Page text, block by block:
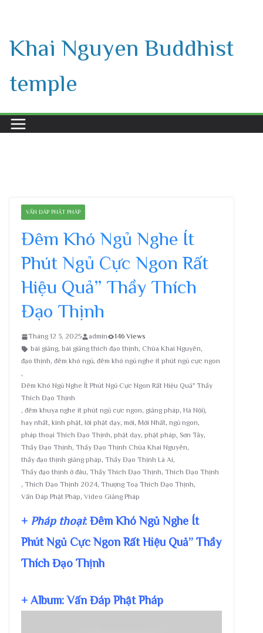
content
Khai Nguyen Buddhist
temple
VẤN ĐÁP PHẬT PHÁP
Đêm Khó Ngủ Nghe Ít
Phút Ngủ Cực Ngon Rất
Hiệu Quả” Thầy Thích
Đạo Thịnh
Tháng 12 3, 2025 admin
146 Views
bài giảng, bài giảng thích đạo thịnh, Chùa Khai Nguyên,
đạo thịnh, đêm khó ngủ, đêm khó ngủ nghe ít phút ngủ cực ngon
,
Đêm Khó Ngủ Nghe Ít Phút Ngủ Cực Ngon Rất Hiệu Quả" Thầy
Thích Đạo Thịnh
, đêm khuya nghe ít phút ngủ cực ngon, giảng pháp, Hà Nội),
hay nhất, kinh phật, lời phật dạy, mới, Mới Nhất, ngủ ngon,
pháp thoại Thích Đạo Thịnh, phật dạy, phật pháp, Sơn Tây,
Thầy Đạo Thịnh, Thầy Đạo Thịnh Chùa Khai Nguyên,
thầy đạo thịnh giảng pháp, Thầy Đạo Thịnh Là Ai,
Thầy đạo thịnh ở đâu, Thầy Thích Đạo Thịnh, Thích Đạo Thịnh
, Thích Đạo Thịnh 2024, Thượng Toạ Thích Đạo Thịnh,
Vấn Đáp Phật Pháp, Video Giảng Pháp
+ Pháp thoại: Đêm Khó Ngủ Nghe Ít
Phút Ngủ Cực Ngon Rất Hiệu Quả” Thầy
Thích Đạo Thịnh
+ Album: Vấn Đáp Phật Pháp